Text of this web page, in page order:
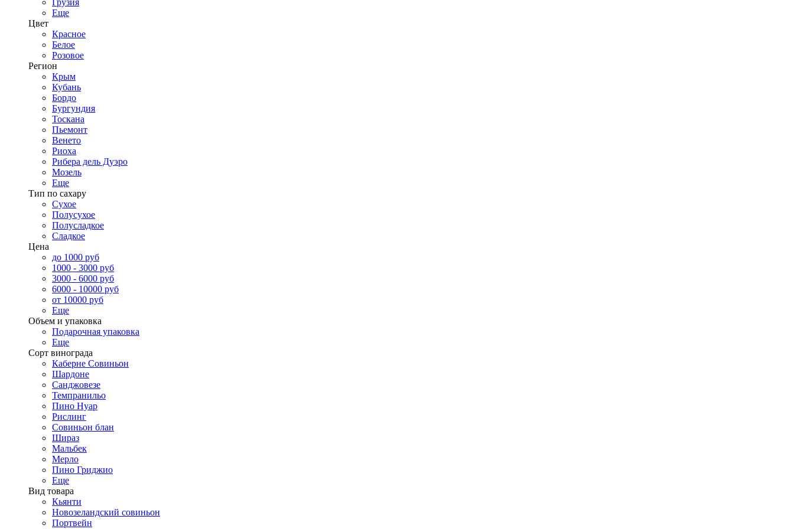
Грузия
Еще
Цвет
Красное
Белое
Розовое
Регион
Крым
Кубань
Бордо
Бургундия
Тоскана
Пьемонт
Венето
Риоха
Рибера дель Дуэро
Мозель
Еще
Тип по сахару
Сухое
Полусухое
Полусладкое
Сладкое
Цена
до 1000 руб
1000 - 3000 руб
3000 - 6000 руб
6000 - 10000 руб
от 10000 руб
Еще
Объем и упаковка
Подарочная упаковка
Еще
Сорт винограда
Каберне Совиньон
Шардоне
Санджовезе
Темпранильо
Пино Нуар
Рислинг
Совиньон блан
Шираз
Мальбек
Мерло
Пино Гриджио
Еще
Вид товара
Кьянти
Новозеландский совиньон
Портвейн